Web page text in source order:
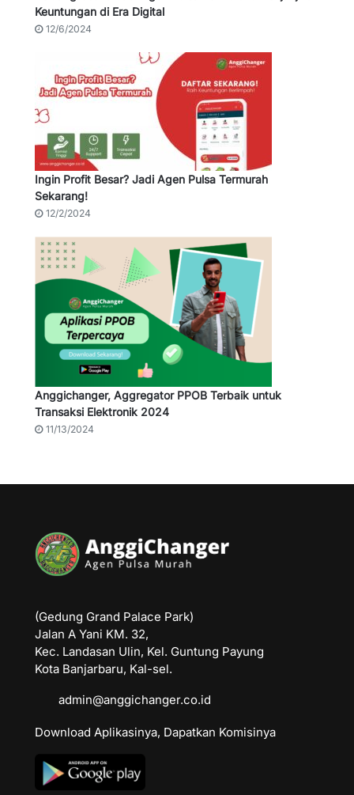
Keuntungan di Era Digital
12/6/2024
Ingin Profit Besar? Jadi Agen Pulsa Termurah
Sekarang!
12/2/2024
Anggichanger, Aggregator PPOB Terbaik untuk
Transaksi Elektronik 2024
11/13/2024
(Gedung Grand Palace Park)
Jalan A Yani KM. 32,
Kec. Landasan Ulin, Kel. Guntung Payung
Kota Banjarbaru, Kal-sel.
admin@anggichanger.co.id
Download Aplikasinya, Dapatkan Komisinya